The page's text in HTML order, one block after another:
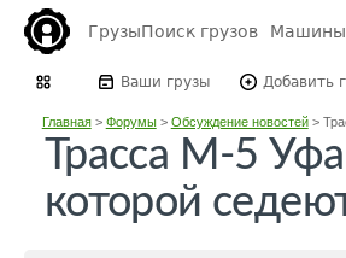
ГрузыПоиск грузов Машины
Ваши грузы Добавить
Главная> Форумы> Обсуждение новостей>
Трасса М-5
которой